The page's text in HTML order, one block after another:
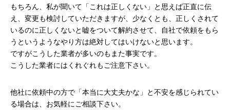
もちろん、私が聞いて「これは正しくない」と思えば正直に伝
え、変更も検討していただきますが、少なくとも、正しくされて
いるのに正しくないと嘘をついて解約させて、自社で依頼をもら
うというようなやり方は絶対してはいけないと思います。
ですがこうした業者が多いのもまた事実です。
こうした業者にはくれぐれもご注意下さい。
他社に依頼中の方で「本当に大丈夫かな」と不安を感じられてい
る場合は、お気軽にご相談下さい。